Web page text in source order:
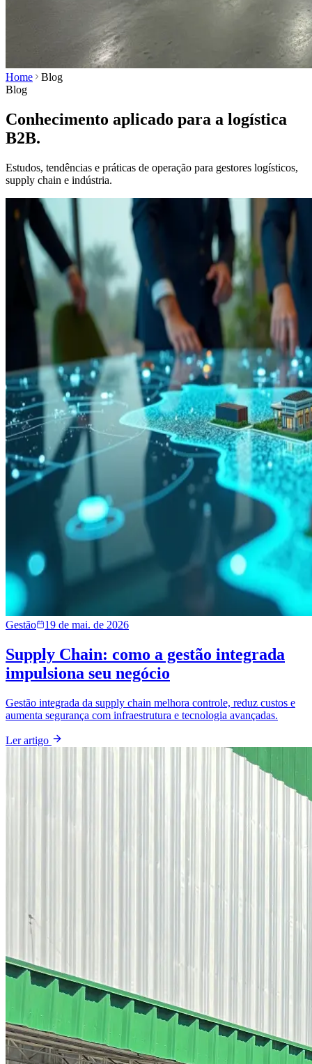
Home
Blog
Blog
Conhecimento aplicado para a logística
B2B.
Estudos, tendências e práticas de operação para gestores logísticos,
supply chain e indústria.
Gestão 19 de mai. de 2026
Supply Chain: como a gestão integrada
impulsiona seu negócio
Gestão integrada da supply chain melhora controle, reduz custos e
aumenta segurança com infraestrutura e tecnologia avançadas.
Ler artigo